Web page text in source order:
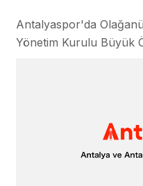
Antalyaspor'da
Yönetim Kurulu Büyük